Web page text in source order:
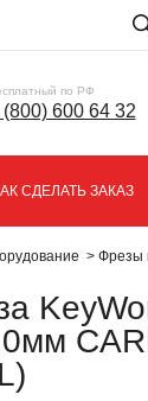
по РФ
600 64 32
СДЕЛАТЬ ЗАКАЗ
Фрезы